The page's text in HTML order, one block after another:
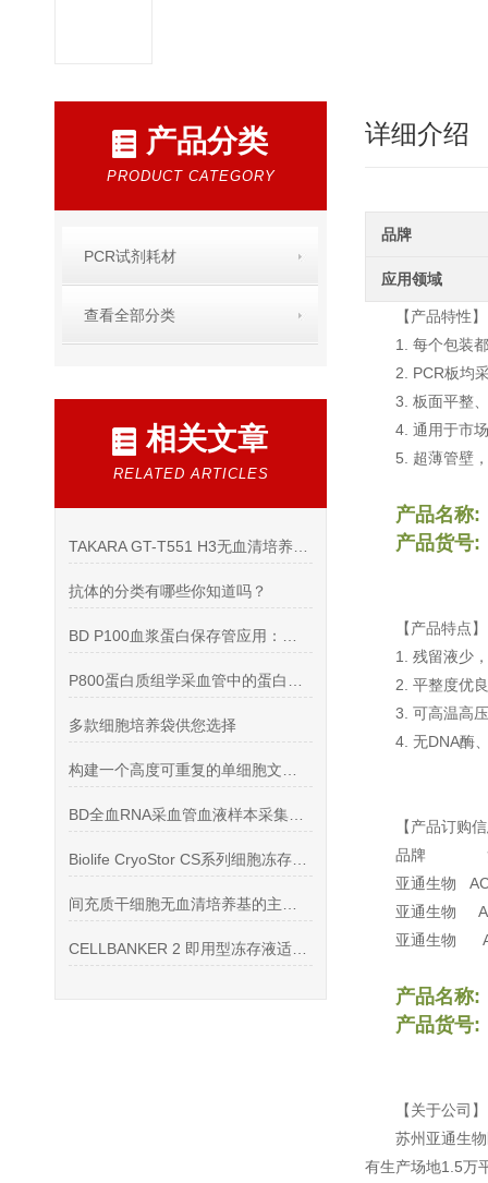
产品分类
PRODUCT CATEGORY
PCR试剂耗材
查看全部分类
相关文章
RELATED ARTICLES
抗体的分类有哪些你知道吗？
多款细胞培养袋供您选择
详细介绍
品牌
应用领域
【产品特性】
1. 每个包装
2. PCR板均
3. 板面平整
4. 通用于市
5. 超薄管壁
产品名
产品货号
【产品特点】
1. 残留液少
2. 平整度
3. 可高温高
4. 无DNA酶
【产品订购
品
亚通生物
亚通生物
亚通生物
产品名
产品货号
【关于公司】
苏州亚通生
有生产场地1.5万